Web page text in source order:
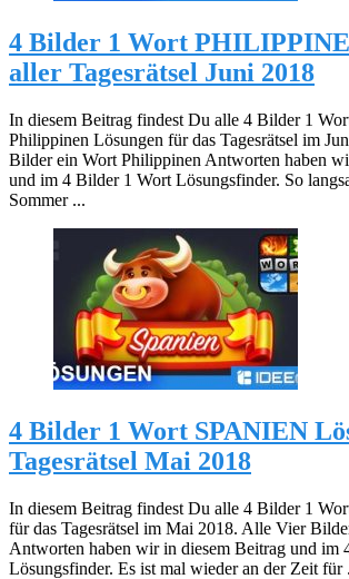
4 Bilder 1 Wort
aller Tagesrätsel Juni 2018
In diesem Beitrag findest Du alle 4 Bilder 1
Philippinen Lösungen für das Tagesrätsel im
Bilder ein Wort Philippinen Antworten haben
und im 4 Bilder 1 Wort Lösungsfinder. So
Sommer ...
4 Bilder 1 Wort SPANIEN
Tagesrätsel Mai 2018
In diesem Beitrag findest Du alle 4 Bilder 1
für das Tagesrätsel im Mai 2018. Alle Vier
Antworten haben wir in diesem Beitrag und im
Lösungsfinder. Es ist mal wieder an der Zeit für